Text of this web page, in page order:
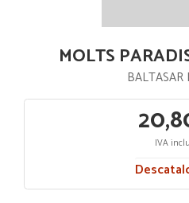
MOLTS
BALTASAR
IVA